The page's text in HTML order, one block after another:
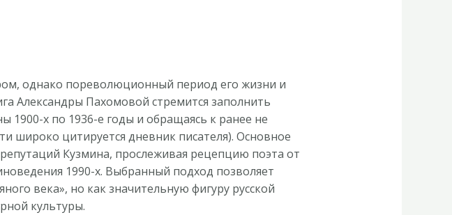
однако пореволюционный период его жизни и
Александры Пахомовой стремится заполнить
1900-х по 1936-е годы и обращаясь к ранее не
широко цитируется дневник писателя). Основное
Кузмина, прослеживая рецепцию поэта от
1990-х. Выбранный подход позволяет
века», но как значительную фигуру русской
культуры.